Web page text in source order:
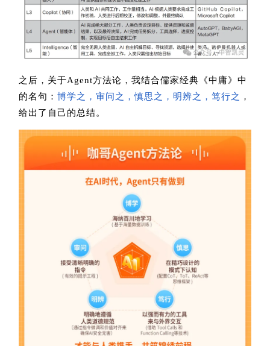
之后，关于Agent方法论，我结合儒家经典《中庸》中
的名句： 博学之，审问之，慎思之，明辨之，笃行之 ，
给出了自己的总结。